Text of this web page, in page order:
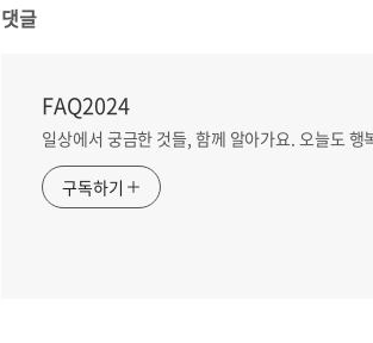
댓글
FAQ2024
일상에서 궁금한 것들, 함께 알아가요. 오늘도 행
구독하기